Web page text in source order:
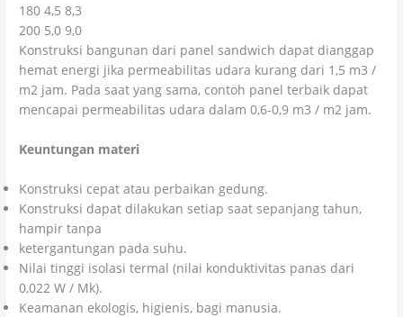
180 4,5 8,3
200 5,0 9,0
Konstruksi bangunan dari panel sandwich dapat dianggap
hemat energi jika permeabilitas udara kurang dari 1,5 m3 /
m2 jam. Pada saat yang sama, contoh panel terbaik dapat
mencapai permeabilitas udara dalam 0,6-0,9 m3 / m2 jam.
Keuntungan materi
Konstruksi cepat atau perbaikan gedung.
Konstruksi dapat dilakukan setiap saat sepanjang tahun,
hampir tanpa
ketergantungan pada suhu.
Nilai tinggi isolasi termal (nilai konduktivitas panas dari
0,022 W / Mk).
Keamanan ekologis, higienis, bagi manusia.